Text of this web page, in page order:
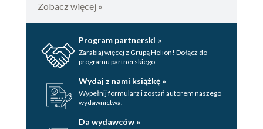
czyli spełniona obietnica Jürgena Kloppa
CZY WIECIE, ŻE
Strona redakcyjna
Zobacz więcej »
Program partnerski »
Zarabiaj więcej z Grupą Helion! Dołącz do
programu partnerskiego.
Wydaj z nami książkę »
Wypełnij formularz i zostań autorem naszego
wydawnictwa.
Da wydawców »